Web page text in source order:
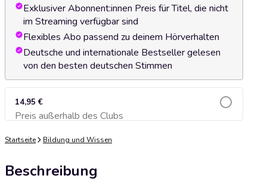
Exklusiver Abonnent:innen Preis für Titel, die nicht
im Streaming verfügbar sind
Flexibles Abo passend zu deinem Hörverhalten
Deutsche und internationale Bestseller gelesen
von den besten deutschen Stimmen
14,95 €
Preis außerhalb des ClubsZum Warenkorb hinzufügen
Startseite Bildung und Wissen
Beschreibung